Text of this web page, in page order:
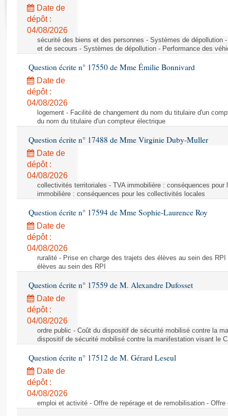
Rapports législatifs
Rapports sur l'application des lois
Baromètre de l’application des lois
Dossiers législatifs
Budget et sécurité sociale
Questions écrites et orales
Comptes rendus des débats
Date de
dépôt :
04/08/2026
sécurité des biens et des personnes - Systèmes de dépollution
et de secours - Systèmes de dépollution - Performance des
Question écrite n° 17550 de Mme Émilie Bonnivard
Date de
dépôt :
04/08/2026
logement - Facilité de changement du nom du titulaire d'un
du nom du titulaire d'un compteur électrique
Question écrite n° 17488 de Mme Virginie Duby-Muller
Date de
dépôt :
04/08/2026
collectivités territoriales - TVA immobilière : conséquences
immobilière : conséquences pour les collectivités locales
Question écrite n° 17594 de Mme Sophie-Laurence Roy
Date de
dépôt :
04/08/2026
ruralité - Prise en charge des trajets des élèves au sein des
élèves au sein des RPI
Question écrite n° 17559 de M. Alexandre Dufosset
Date de
dépôt :
04/08/2026
ordre public - Coût du dispositif de sécurité mobilisé contre la
dispositif de sécurité mobilisé contre la manifestation visant le
Question écrite n° 17512 de M. Gérard Leseul
Date de
dépôt :
04/08/2026
emploi et activité - Offre de repérage et de remobilisation -